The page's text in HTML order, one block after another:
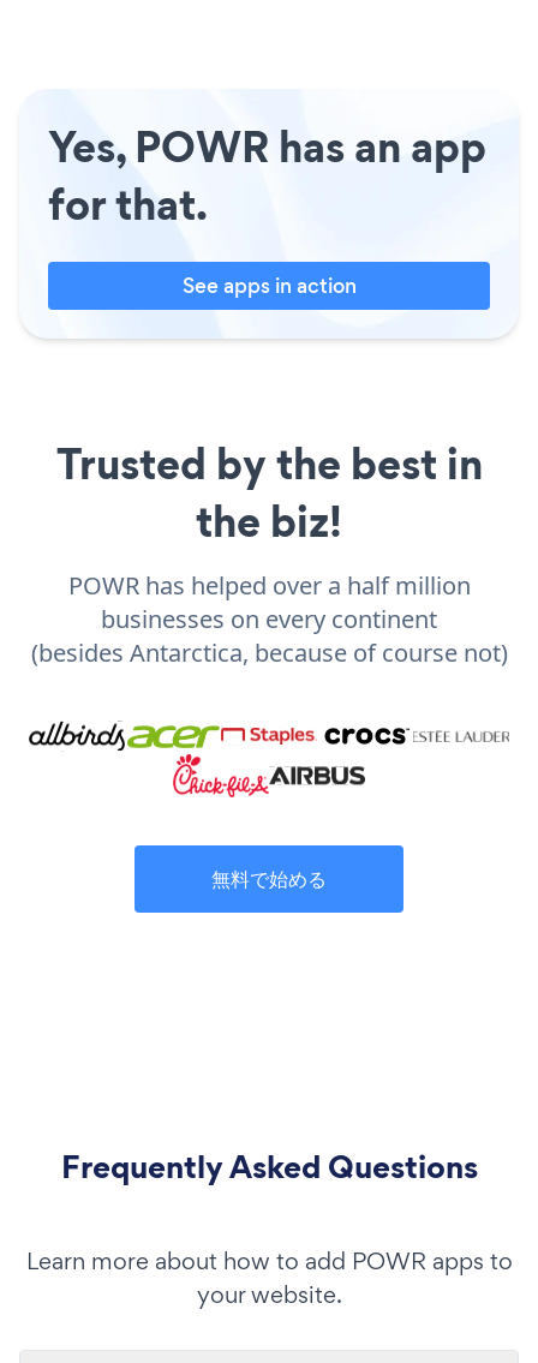
Yes, POWR has an app
for that.
See apps in action
Trusted by the best in
the biz!
POWR has helped over a half million
businesses on every continent
(besides Antarctica, because of course not)
無料で始める
Frequently Asked Questions
Learn more about how to add POWR apps to
your website.